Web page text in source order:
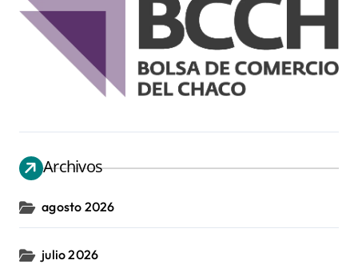
Archivos
agosto 2026
julio 2026